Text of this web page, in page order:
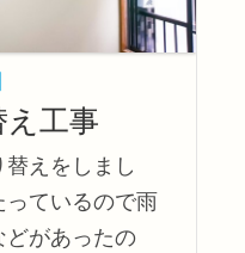
え工事
えをしまし
ているので雨
どがあったの